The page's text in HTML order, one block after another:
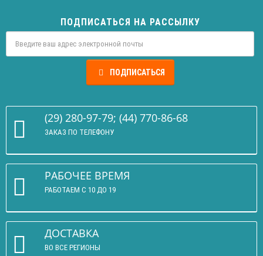
ПОДПИСАТЬСЯ НА РАССЫЛКУ
ПОДПИСАТЬСЯ
(29) 280-97-79; (44) 770-86-68
ЗАКАЗ ПО ТЕЛЕФОНУ
РАБОЧЕЕ ВРЕМЯ
РАБОТАЕМ С 10 ДО 19
ДОСТАВКА
ВО ВСЕ РЕГИОНЫ